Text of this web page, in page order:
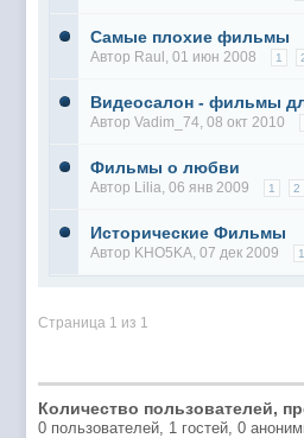
Самые плохие фильмы
Автор Raul , 01 июн 2008 1
Видеосалон - фильмы
Автор Vadim_74 , 08 окт 2010
Фильмы о любви
Автор Lilia , 06 янв 2009 1 2
Исторические Фильмы
Автор KHO5KA , 07 дек 2009 1
Страница 1 из 1
Количество пользователей,
0 пользователей, 1 гостей, 0